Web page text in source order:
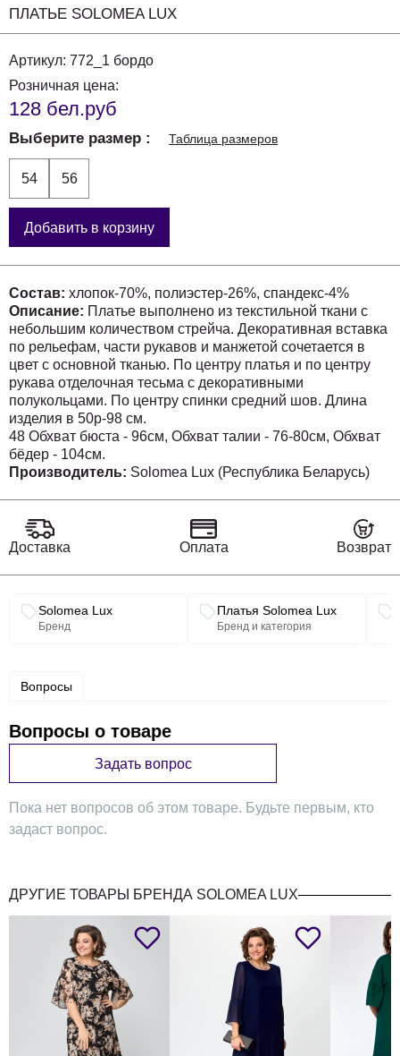
ПЛАТЬЕ SOLOMEA LUX
Артикул: 772_1 бордо
Розничная цена:
128 бел.руб
Выберите размер Таблица размеров
54 56
Добавить в корзину
Состав: хлопок-70%, полиэстер-26%, спандекс-4%
Описание: Платье выполнено из текстильной ткани с
небольшим количеством стрейча. Декоративная вставка
по рельефам, части рукавов и манжетой сочетается в
цвет с основной тканью. По центру платья и по центру
рукава отделочная тесьма с декоративными
полукольцами. По центру спинки средний шов. Длина
изделия в 50р-98 см.
48 Обхват бюста - 96см, Обхват талии - 76-80см, Обхват
бёдер - 104см.
50 Обхват бюста - 100см, Обхват талии - 80-84см, Обхват
бёдер - 112см.
54 Обхват бюста - 108см, Обхват талии - 88-92см, Обхват
56 Обхват бюста - 112см, Обхват талии - 92-96см, Обхват
58 Обхват бюста - 116см, Обхват талии - 96-100см,
Обхват бёдер - 124см.
Производитель: Solomea Lux (Республика Беларусь)
Доставка Оплата Возврат
Связанные разделы каталога
Solomea Lux
Бренд
Платья Solomea Lux
Бренд и категория
Вопросы
Вопросы о товаре
Задать вопрос
Пока нет вопросов об этом товаре. Будьте первым, кто
задаст вопрос.
ДРУГИЕ ТОВАРЫ БРЕНДА SOLOMEA LUX